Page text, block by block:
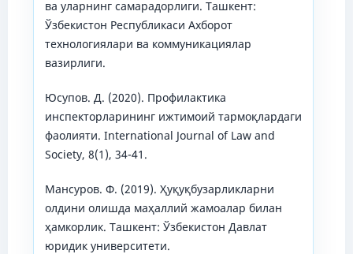
ва уларнинг самарадорлиги. Ташкент:
Ўзбекистон Республикаси Ахборот
технологиялари ва коммуникациялар
вазирлиги.
Юсупов. Д. (2020). Профилактика
инспекторларининг ижтимоий тармоқлардаги
фаолияти. International Journal of Law and
Society, 8(1), 34-41.
Мансуров. Ф. (2019). Ҳуқуқбузарликларни
олдини олишда маҳаллий жамоалар билан
ҳамкорлик. Ташкент: Ўзбекистон Давлат
юридик университети.